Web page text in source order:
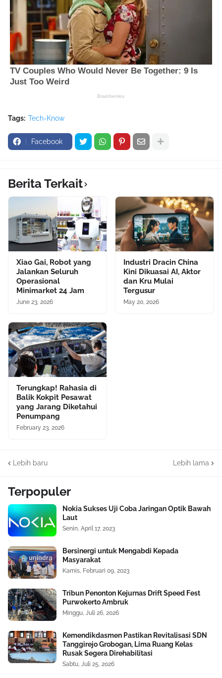
Tags: Tech-Know
Facebook
Berita Terkait
Xiao Gai, Robot yang
Jalankan Seluruh
Operasional
Minimarket 24 Jam
June 23, 2026
Industri Dracin China
Kini Dikuasai AI, Aktor
dan Kru Mulai
Tergusur
May 20, 2026
Terungkap! Rahasia di
Balik Kokpit Pesawat
yang Jarang Diketahui
Penumpang
February 23, 2026
Lebih baru Lebih lama
Terpopuler
Nokia Sukses Uji Coba Jaringan Optik Bawah
Laut
Senin, April 17, 2023
Bersinergi untuk Mengabdi Kepada
Masyarakat
Kamis, Februari 09, 2023
Tribun Penonton Kejurnas Drift Speed Fest
Purwokerto Ambruk
Minggu, Juli 26, 2026
Kemendikdasmen Pastikan Revitalisasi SDN
Tanggirejo Grobogan, Lima Ruang Kelas
Rusak Segera Direhabilitasi
Sabtu, Juli 25, 2026